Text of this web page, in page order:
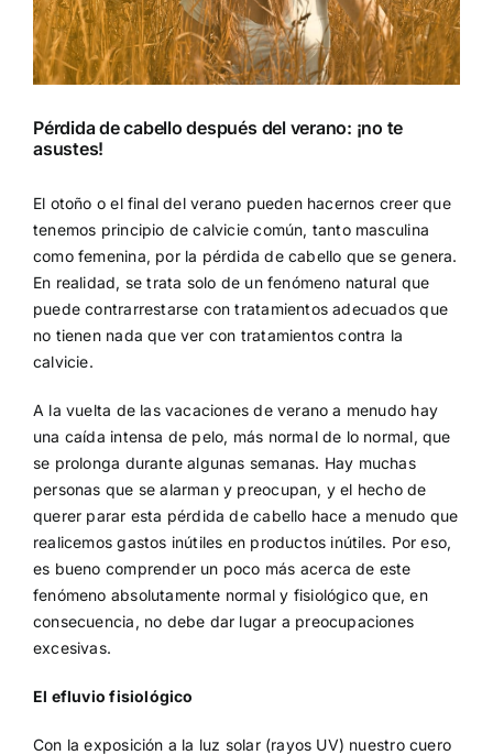
Pérdida de cabello después del verano: ¡no te
asustes!
El otoño o el final del verano pueden hacernos creer que
tenemos principio de calvicie común, tanto masculina
como femenina, por la pérdida de cabello que se genera.
En realidad, se trata solo de un fenómeno natural que
puede contrarrestarse con tratamientos adecuados que
no tienen nada que ver con tratamientos contra la
calvicie.
A la vuelta de las vacaciones de verano a menudo hay
una caída intensa de pelo, más normal de lo normal, que
se prolonga durante algunas semanas. Hay muchas
personas que se alarman y preocupan, y el hecho de
querer parar esta pérdida de cabello hace a menudo que
realicemos gastos inútiles en productos inútiles. Por eso,
es bueno comprender un poco más acerca de este
fenómeno absolutamente normal y fisiológico que, en
consecuencia, no debe dar lugar a preocupaciones
excesivas.
El efluvio fisiológico
Con la exposición a la luz solar (rayos UV) nuestro cuero